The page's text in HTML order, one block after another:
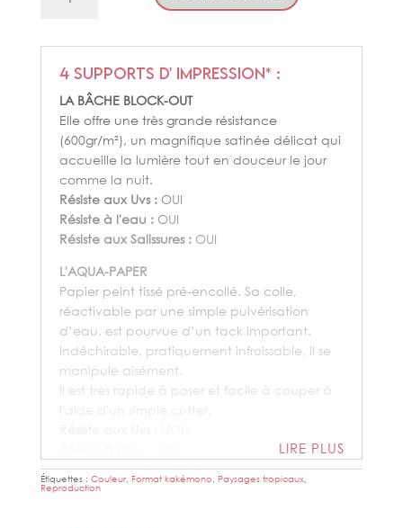
4 supports d' impression* :
LA BÂCHE BLOCK-OUT
Elle offre une très grande résistance
(600gr/m²), un magnifique satinée délicat qui
accueille la lumière tout en douceur le jour
comme la nuit.
Résiste aux Uvs :OUI
Résiste à l'eau :OUI
Résiste aux Salissures :OUI
L'AQUA-PAPER
Papier peint tissé pré-encollé. Sa colle,
réactivable par une simple pulvérisation
d’eau, est pourvue d’un tack important.
Indéchirable, pratiquement infroissable, il se
manipule aisément.
Il est très rapide à poser et facile à couper à
Résiste aux Salissures :OUI
LIRE PLUS
Étiquettes : Couleur, Format kakémono, Paysages tropicaux,
Reproduction